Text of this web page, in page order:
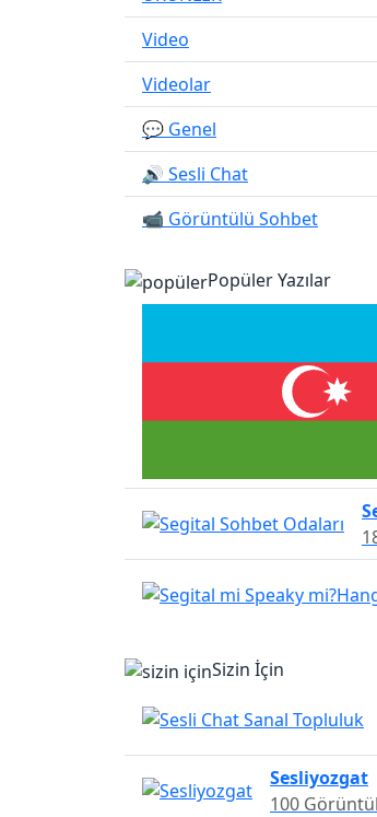
Video
Videolar
💬 Genel
🔊 Sesli Chat
📹 Görüntülü Sohbet
Popüler Yazılar
Sizin İçin
Sesliyozgat
100